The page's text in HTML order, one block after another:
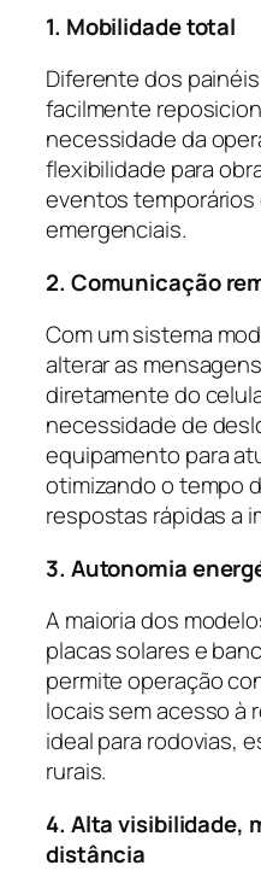
1. Mobilidade total
Diferente dos
facilmente
necessidade da
flexibilidade para
eventos
emergenciais.
2. Comunicação
Com um sistema
alterar as
diretamente do
necessidade de
equipamento para
otimizando o tempo
respostas rápidas a
3. Autonomia
A maioria dos
placas solares e
permite operação
locais sem acesso à
ideal para rodovias,
rurais.
4. Alta visibilidade,
distância